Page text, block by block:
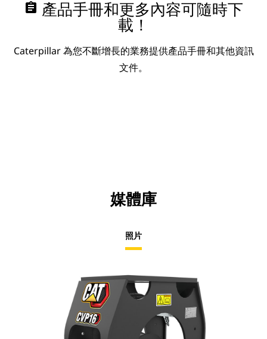
assignment 產品手冊和更多內容可隨時下
載！
Caterpillar 為您不斷增長的業務提供產品手冊和其他資訊
文件。
媒體庫
照片